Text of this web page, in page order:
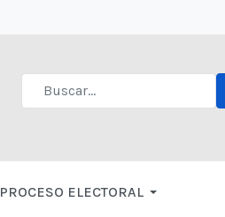
PROCESO ELECTORAL